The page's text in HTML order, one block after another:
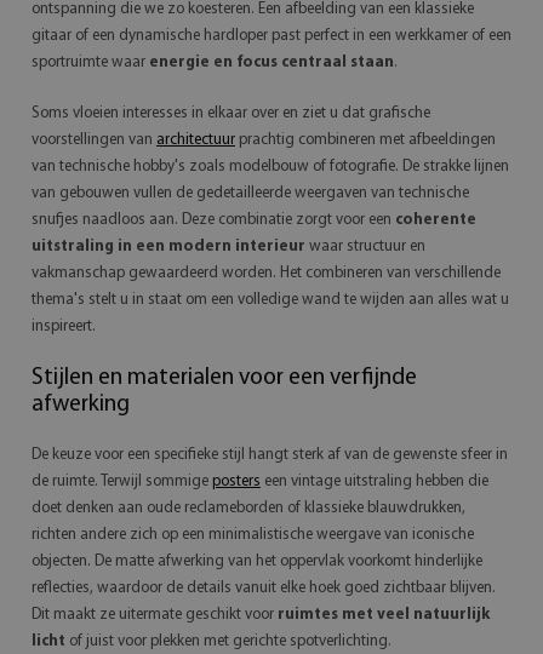
ontspanning die we zo koesteren. Een afbeelding van een klassieke
gitaar of een dynamische hardloper past perfect in een werkkamer of een
sportruimte waar energie en focus centraal staan.
Soms vloeien interesses in elkaar over en ziet u dat grafische
voorstellingen van architectuur prachtig combineren met afbeeldingen
van technische hobby's zoals modelbouw of fotografie. De strakke lijnen
van gebouwen vullen de gedetailleerde weergaven van technische
snufjes naadloos aan. Deze combinatie zorgt voor een coherente
uitstraling in een modern interieur waar structuur en
vakmanschap gewaardeerd worden. Het combineren van verschillende
thema's stelt u in staat om een volledige wand te wijden aan alles wat u
inspireert.
Stijlen en materialen voor een verfijnde
afwerking
De keuze voor een specifieke stijl hangt sterk af van de gewenste sfeer in
de ruimte. Terwijl sommige posters een vintage uitstraling hebben die
doet denken aan oude reclameborden of klassieke blauwdrukken,
richten andere zich op een minimalistische weergave van iconische
objecten. De matte afwerking van het oppervlak voorkomt hinderlijke
reflecties, waardoor de details vanuit elke hoek goed zichtbaar blijven.
Dit maakt ze uitermate geschikt voor ruimtes met veel natuurlijk
licht of juist voor plekken met gerichte spotverlichting.